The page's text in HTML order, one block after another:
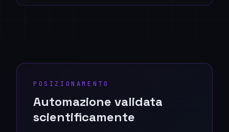
POSIZIONAMENTO
Automazione validata
scientificamente